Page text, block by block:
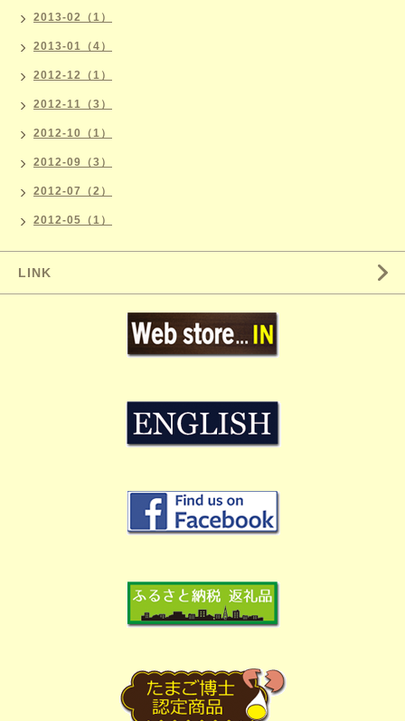
2013-02（1）
2013-01（4）
2012-12（1）
2012-11（3）
2012-10（1）
2012-09（3）
2012-07（2）
2012-05（1）
LINK